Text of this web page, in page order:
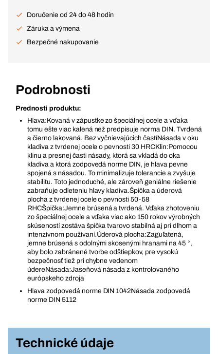
Doručenie od 24 do 48 hodín
Záruka a výmena
Bezpečné nakupovanie
Podrobnosti
Prednosti produktu:
Hlava:Kovaná v zápustke zo špeciálnej ocele a vďaka
tomu ešte viac kalená než predpisuje norma DIN. Tvrdená
a čierno lakovaná. Bez vyčnievajúcich častíNásada v oku
kladiva z tvrdenej ocele o pevnosti 30 HRCKlin:Pomocou
klinu a presnej časti násady, ktorá sa vkladá do oka
kladiva a ktorá zodpovedá norme DIN, je hlava pevne
spojená s násadou. To minimalizuje tolerancie a zvyšuje
stabilitu. Toto jednoduché, ale zároveň geniálne riešenie
zabraňuje odleteniu hlavy kladiva.Špička a úderová
plocha z tvrdenej ocele o pevnosti 50-58
RHCŠpička:Jemne brúsená a tvrdená. Vďaka zhotoveniu
zo špeciálnej ocele a vďaka viac ako 150 rokov výrobných
skúseností zostáva špička tvarovo stabilná aj pri dlhom a
intenzívnom používaní.Úderová plocha:Zaguľatená,
jemne brúsená s odolnými skosenými hranami na 45 °,
aby bolo zabránené tvorbe odštiepkov, pre vysokú
bezpečnosť tiež pri chybne vedenom
údereNásada:Jaseňová násada z kontrolovaného
európskeho zdroja
Hlava zodpovedá norme DIN 1042Násada zodpovedá
norme DIN 5112
Technické údaje